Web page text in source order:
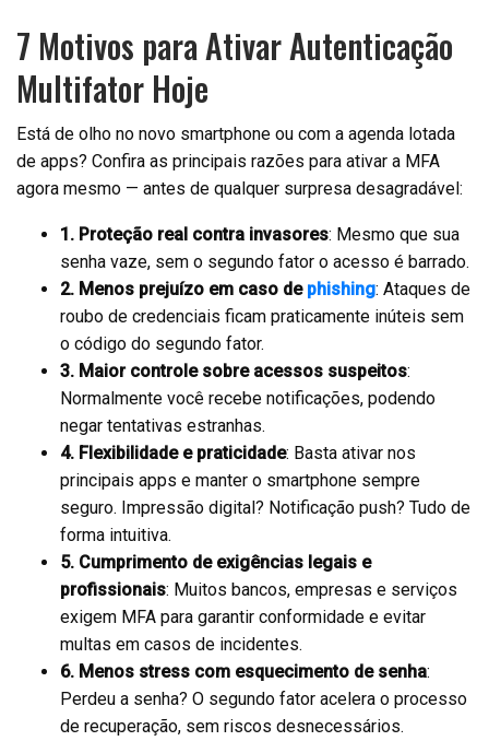
7 Motivos para Ativar Autenticação
Multifator Hoje
Está de olho no novo smartphone ou com a agenda lotada
de apps? Confira as principais razões para ativar a MFA
agora mesmo — antes de qualquer surpresa desagradável:
1. Proteção real contra invasores: Mesmo que sua
senha vaze, sem o segundo fator o acesso é barrado.
2. Menos prejuízo em caso de phishing: Ataques de
roubo de credenciais ficam praticamente inúteis sem
o código do segundo fator.
3. Maior controle sobre acessos suspeitos:
Normalmente você recebe notificações, podendo
negar tentativas estranhas.
4. Flexibilidade e praticidade: Basta ativar nos
principais apps e manter o smartphone sempre
seguro. Impressão digital? Notificação push? Tudo de
forma intuitiva.
5. Cumprimento de exigências legais e
profissionais: Muitos bancos, empresas e serviços
exigem MFA para garantir conformidade e evitar
multas em casos de incidentes.
6. Menos stress com esquecimento de senha:
Perdeu a senha? O segundo fator acelera o processo
de recuperação, sem riscos desnecessários.